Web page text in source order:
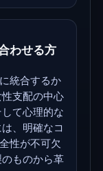
わせる方
統合するか
支配の中心
て心理的な
、明確なコ
性が不可欠
ものから革